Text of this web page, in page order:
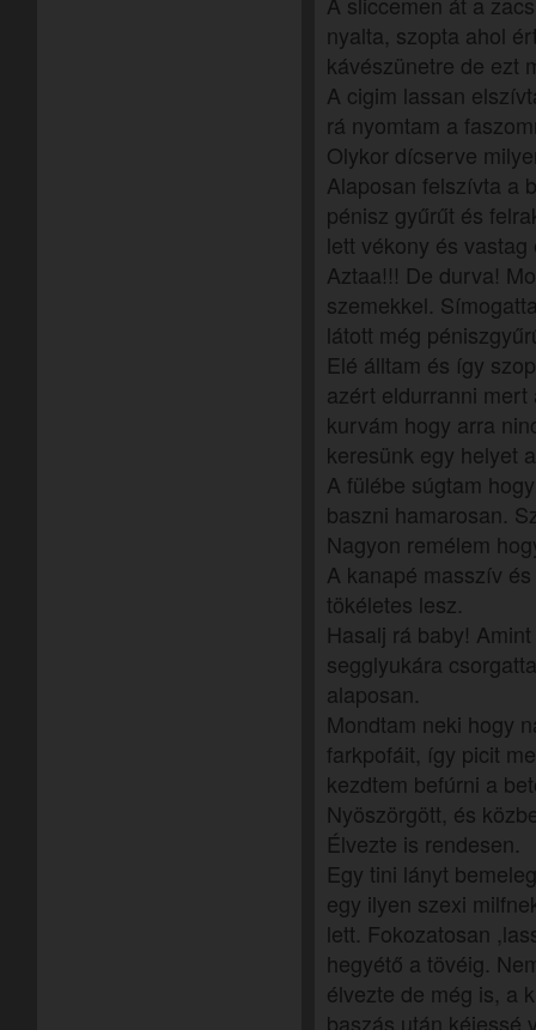
nyalta, szopta ahol
kávészünetre de ezt
A cigim lassan
rá nyomtam a
Olykor dícserve
Alaposan felszívta a
pénisz gyűrűt és
lett vékony és vastag
Aztaa!!! De durva!
szemekkel.
látott még
Elé álltam és így
azért eldurranni
kurvám hogy arra
keresünk egy helyet
A fülébe súgtam
baszni hamarosan.
Nagyon remélem
A kanapé masszív
tökéletes lesz.
Hasalj rá baby!
segglyukára
alaposan.
Mondtam neki hogy
farkpofáit, így picit
kezdtem befúrni a
Nyöszörgött, és
Élvezte is rendesen.
Egy tini lányt
egy ilyen szexi
lett. Fokozatosan
hegyétő a tövéig.
élvezte de még is, a
baszás után kéjessé